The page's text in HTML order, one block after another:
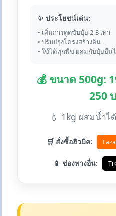
✨ ประโยชน์เด่น:
• เพิ่มการดูดซับปุ๋ย 2-3 เท่า
• ปรับปรุงโครงสร้างดิน
• ใช้ได้ทุกพืช ผสมกับปุ๋ยอื่น
💰 ขนาด 500g:
250
💧 1kg ผสมน้ำไ
🛒 สั่งซื้อฮิวมิค:
📱 ช่องทางอื่น: